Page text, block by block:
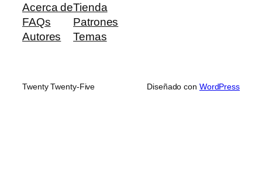
Acerca de
FAQs
Autores
Tienda
Patrones
Temas
Twenty Twenty-Five Diseñado con WordPress